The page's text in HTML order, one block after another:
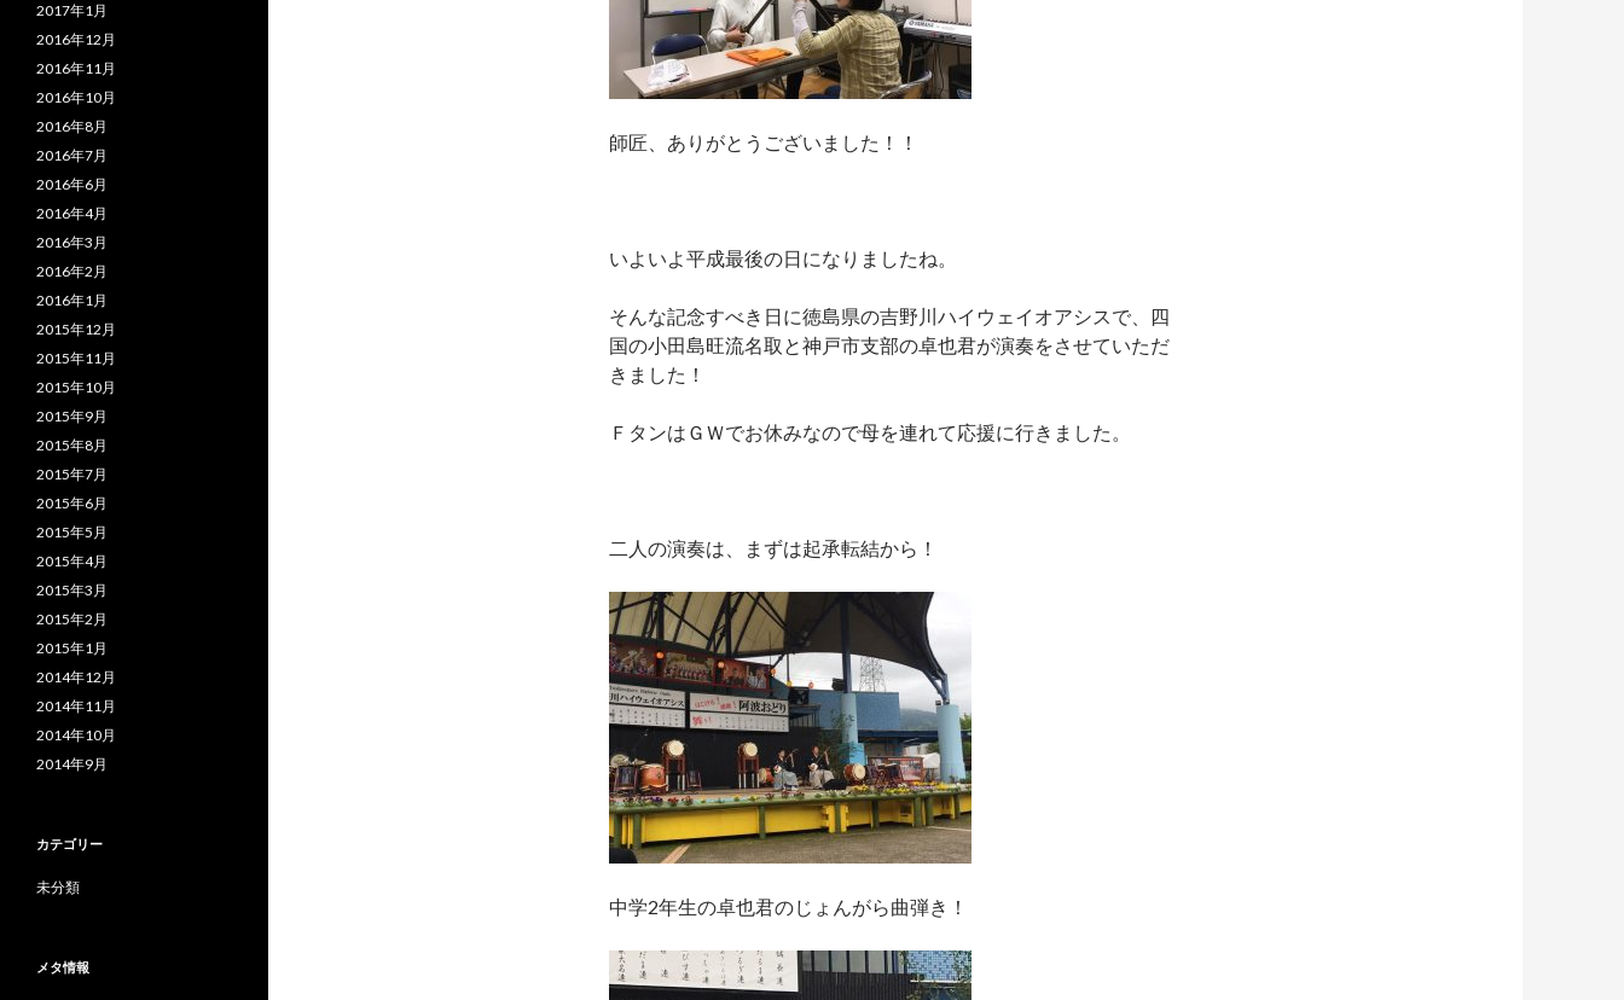
師匠、ありがとうございました！！
いよいよ平成最後の日になりましたね。
そんな記念すべき日に徳島県の吉野川ハイウェイオアシスで、四
国の小田島旺流名取と神戸市支部の卓也君が演奏をさせていただ
きました！
ＦタンはＧＷでお休みなので母を連れて応援に行きました。
二人の演奏は、まずは起承転結から！
中学2年生の卓也君のじょんがら曲弾き！
2017年1月
2016年12月
2016年11月
2016年10月
2016年8月
2016年7月
2016年6月
2016年4月
2016年3月
2016年2月
2016年1月
2015年12月
2015年11月
2015年10月
2015年9月
2015年8月
2015年7月
2015年6月
2015年5月
2015年4月
2015年3月
2015年2月
2015年1月
2014年12月
2014年11月
2014年10月
2014年9月
カテゴリー
未分類
メタ情報